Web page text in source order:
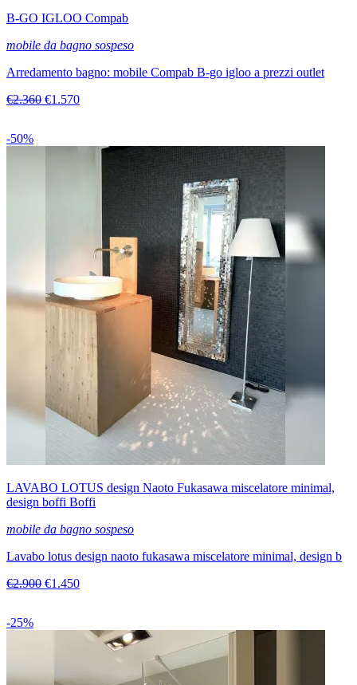
B-GO IGLOO Compab
mobile da bagno sospeso
Arredamento bagno: mobile Compab B-go igloo a prezzi outlet
€2.360 €1.570
-50%
LAVABO LOTUS design Naoto Fukasawa miscelatore minimal,
design boffi Boffi
mobile da bagno sospeso
Lavabo lotus design naoto fukasawa miscelatore minimal, design b
€2.900 €1.450
-25%